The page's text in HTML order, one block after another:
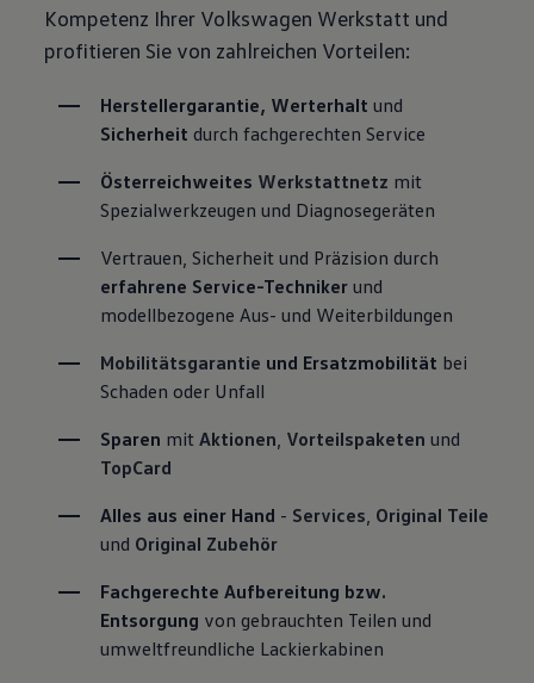
Kompetenz Ihrer Volkswagen Werkstatt und
profitieren Sie von zahlreichen Vorteilen:
Herstellergarantie, Werterhalt
Sicherheit durch fachgerechten Service
Österreichweites Werkstattnetz mit
Spezialwerkzeugen und Diagnosegeräten
erfahrene Service-Techniker und
modellbezogene Aus- und Weiterbildungen
Mobilitätsgarantie und Ersatzmobilität bei
Schaden oder Unfall
Sparen mit Aktionen, Vorteilspaketen
TopCard
Alles aus einer Hand - Services, Original Teile
und Original Zubehör
Fachgerechte Aufbereitung bzw.
Entsorgung von gebrauchten Teilen und
umweltfreundliche Lackierkabinen